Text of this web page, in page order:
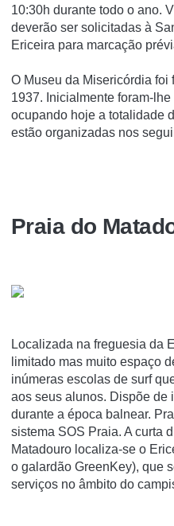
10:30h durante todo o ano.
deverão ser solicitadas à
Ericeira para marcação
O Museu da Misericórdia
1937. Inicialmente foram-
ocupando hoje a totalidade
estão organizadas nos
Praia do
Localizada na freguesia da
limitado mas muito espaço
inúmeras escolas de surf
aos seus alunos. Dispõe de
durante a época balnear.
sistema SOS Praia. A curta
Matadouro localiza-se o
o galardão GreenKey), que
serviços no âmbito do